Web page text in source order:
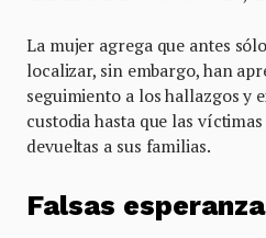
La mujer agrega que antes
localizar, sin embargo, han
seguimiento a los hallazgos y
custodia hasta que las
devueltas a sus familias.
Falsas